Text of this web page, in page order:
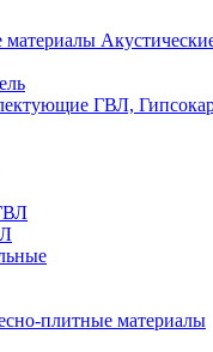
ГВЛ,
плитные материалы